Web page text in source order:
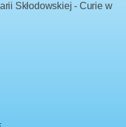
Skłodowskiej - Curie w